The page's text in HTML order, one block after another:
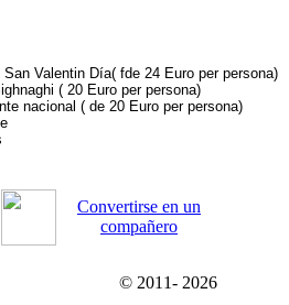
Valentin Día( fde 24 Euro per persona)
( 20 Euro per persona)
nacional ( de 20 Euro per persona)
Convertirse en un
compañero
© 2011- 2026